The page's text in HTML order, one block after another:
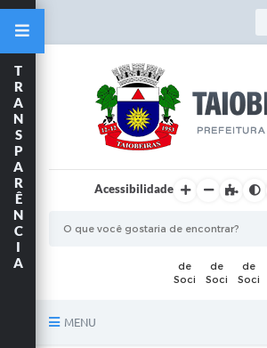
Acessibilidade
MENU
T
R
A
N
S
P
A
R
Ê
N
C
I
A